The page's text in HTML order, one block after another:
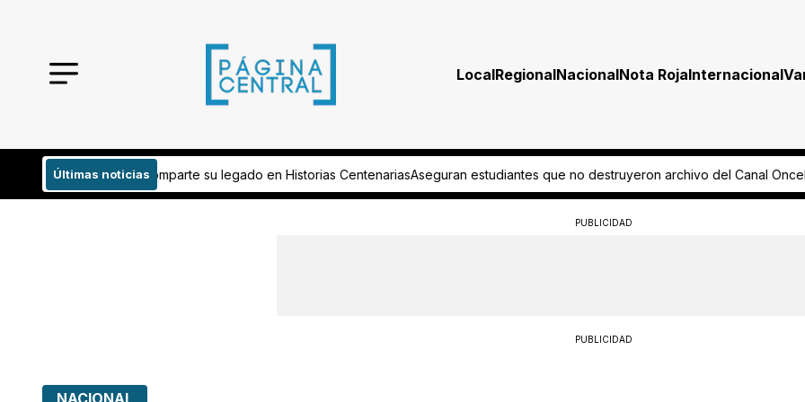
LocalRegionalNacionalNota RojaInternacional
Últimas noticias
en Historias CentenariasAseguran estudiantes que no destruyeron archivo del Canal OncePredio pendiente mantiene detenido
PUBLICIDAD
PUBLICIDAD
NACIONAL